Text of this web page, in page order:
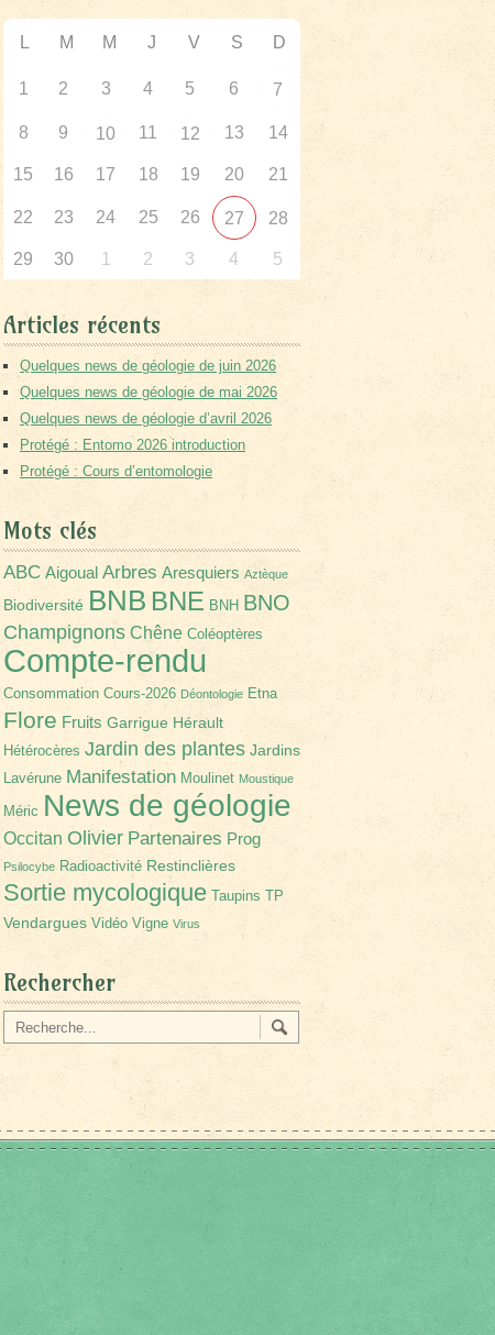
L M M J V S D
1 2 3 4 5 6 7
8 9 10 11 12 13 14
15 16 17 18 19 20 21
22 23 24 25 26 27 28
29 30 1 2 3 4 5
Articles récents
Quelques news de géologie de juin 2026
Quelques news de géologie de mai 2026
Quelques news de géologie d’avril 2026
Protégé : Entomo 2026 introduction
Protégé : Cours d’entomologie
Mots clés
ABC Aigoual Arbres Aresquiers Aztèque
Biodiversité BNB BNE BNH BNO
Champignons Chêne Coléoptères
Compte-rendu
Consommation Cours-2026 Déontologie Etna
Flore Fruits Garrigue Hérault
Hétérocères Jardin des plantes Jardins
Lavérune Manifestation Moulinet Moustique
Méric News de géologie
Occitan Olivier Partenaires Prog
Psilocybe Radioactivité Restinclières
Sortie mycologique Taupins TP
Vendargues Vidéo Vigne Virus
Rechercher